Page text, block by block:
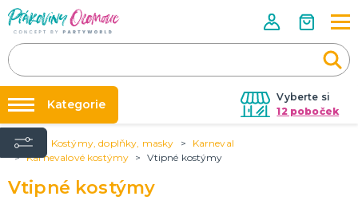
Vyberte si
12 poboček
Půjčovna kostýmů
Nafukování balónků
Kategorie
VÝZDOBA NA PÁRTY
Tématické párty
Úvod Kostýmy, doplňky, masky
Karneval
Karnevalové kostýmy
Vtipné kostýmy
Vtipné kostýmy